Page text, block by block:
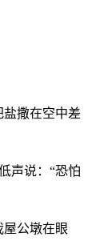
撒在空中差
声说：“恐怕
屋公墩在眼